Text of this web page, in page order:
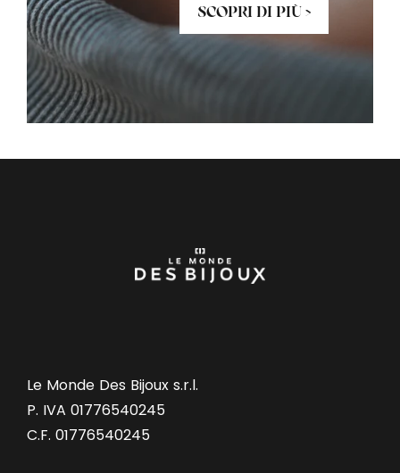
SCOPRI DI PIÙ >
Le Monde Des Bijoux s.r.l.
P. IVA 01776540245
C.F. 01776540245